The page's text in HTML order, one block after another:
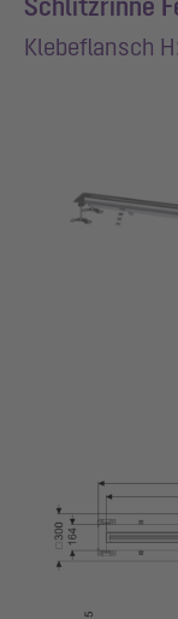
Schlitzrinne
Klebeflansch